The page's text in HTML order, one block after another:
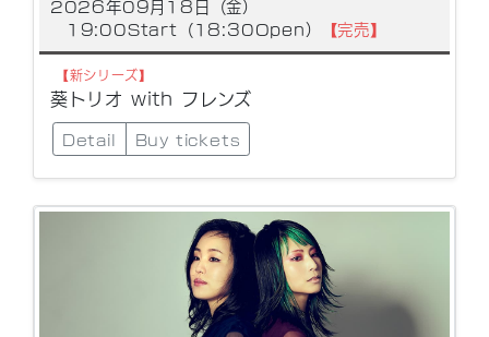
2026年09月18日（金）
19:00Start（18:30Open）
【完売】
【新シリーズ】
葵トリオ with フレンズ
Detail Buy tickets